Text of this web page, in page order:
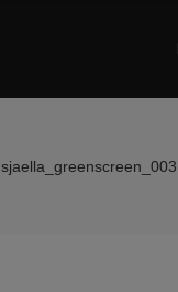
sjaella_greenscreen_003